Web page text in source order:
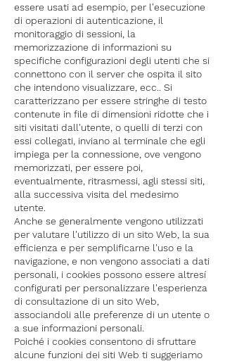
essere usati ad esempio, per l'esecuzione
di operazioni di autenticazione, il
monitoraggio di sessioni, la
memorizzazione di informazioni su
specifiche configurazioni degli utenti che si
connettono con il server che ospita il sito
che intendono visualizzare, ecc.. Si
caratterizzano per essere stringhe di testo
contenute in file di dimensioni ridotte che i
siti visitati dall'utente, o quelli di terzi con
essi collegati, inviano al terminale che egli
impiega per la connessione, ove vengono
memorizzati, per essere poi,
eventualmente, ritrasmessi, agli stessi siti,
alla successiva visita del medesimo
utente.
Anche se generalmente vengono utilizzati
per valutare l'utilizzo di un sito Web, la sua
efficienza e per semplificarne l'uso e la
navigazione, e non vengono associati a dati
personali, i cookies possono essere altresí
configurati per personalizzare l'esperienza
di consultazione di un sito Web,
associandoli alle preferenze di un utente o
a sue informazioni personali.
Poiché i cookies consentono di sfruttare
alcune funzioni dei siti Web ti suggeriamo